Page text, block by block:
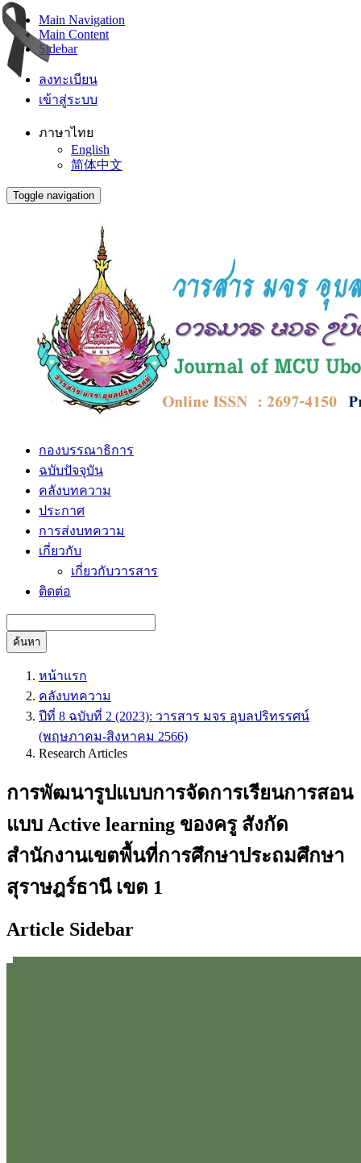
Main Navigation
Main Content
Sidebar
ลงทะเบียน
เข้าสู่ระบบ
ภาษาไทย
English
简体中文
Toggle navigation
กองบรรณาธิการ
ฉบับปัจจุบัน
คลังบทความ
ประกาศ
การส่งบทความ
เกี่ยวกับ
เกี่ยวกับวารสาร
ติดต่อ
ค้นหา
หน้าแรก
คลังบทความ
ปีที่ 8 ฉบับที่ 2 (2023): วารสาร มจร อุบลปริทรรศน์
(พฤษภาคม-สิงหาคม 2566)
Research Articles
การพัฒนารูปแบบการจัดการเรียนการสอน
แบบ Active learning ของครู สังกัด
สำนักงานเขตพื้นที่การศึกษาประถมศึกษา
สุราษฎร์ธานี เขต 1
Article Sidebar